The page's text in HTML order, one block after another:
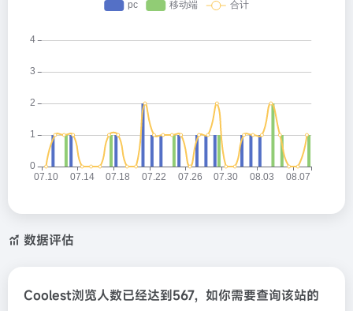
数据评估
Coolest浏览人数已经达到567，如你需要查询该站的